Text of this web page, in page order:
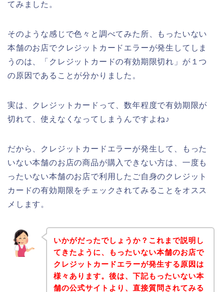
てみました。
そのような感じで色々と調べてみた所、もったいない
本舗のお店でクレジットカードエラーが発生してしま
うのは、「クレジットカードの有効期限切れ」が１つ
の原因であることが分かりました。
実は、クレジットカードって、数年程度で有効期限が
切れて、使えなくなってしまうんですよね♪
だから、クレジットカードエラーが発生して、もった
いない本舗のお店の商品が購入できない方は、一度も
ったいない本舗のお店で利用したご自身のクレジット
カードの有効期限をチェックされてみることをオスス
メします。
いかがだったでしょうか？これまで説明し
てきたように、もったいない本舗のお店で
クレジットカードエラーが発生する原因は
様々あります。後は、下記もったいない本
舗の公式サイトより、直接質問されてみる